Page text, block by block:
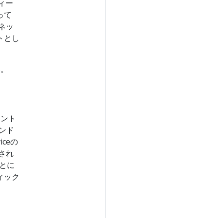
ー
て
ッ
とし
ト
ド
の
れ
に
ック